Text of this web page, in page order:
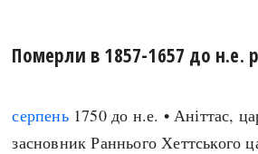
Померли в 1857-1657 до н.е.
серпень1750 до н.е. • Аніттас,
засновник Раннього Хеттського